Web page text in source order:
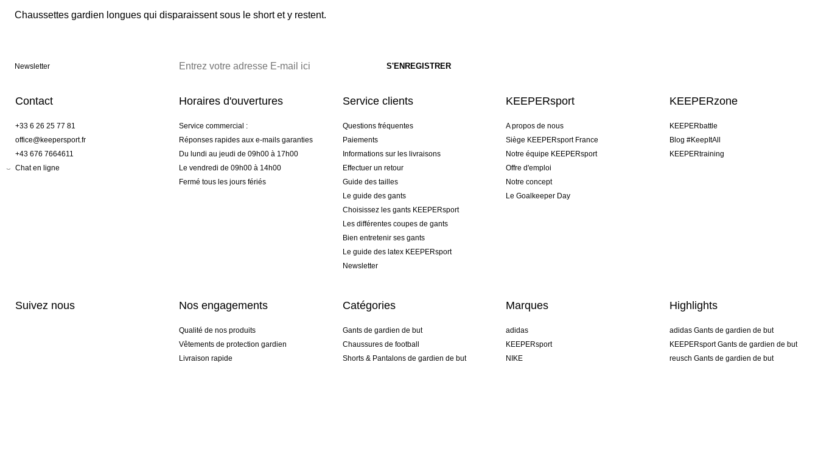
Chaussettes gardien longues qui disparaissent sous le short et y restent.
Newsletter
Contact
+33 6 26 25 77 81
office@keepersport.fr
+43 676 7664611
Chat en ligne
Horaires d'ouvertures
Service commercial :
Réponses rapides aux e-mails garanties
Du lundi au jeudi de 09h00 à 17h00
Le vendredi de 09h00 à 14h00
Fermé tous les jours fériés
Service clients
Questions fréquentes
Paiements
Informations sur les livraisons
Effectuer un retour
Guide des tailles
Le guide des gants
Choisissez les gants KEEPERsport
Les différentes coupes de gants
Bien entretenir ses gants
Le guide des latex KEEPERsport
Newsletter
KEEPERsport
A propos de nous
Siège KEEPERsport France
Notre équipe KEEPERsport
Offre d'emploi
Notre concept
Le Goalkeeper Day
KEEPERzone
KEEPERbattle
Blog #KeepItAll
KEEPERtraining
Suivez nous Nos engagements
Qualité de nos produits
Vêtements de protection gardien
Livraison rapide
Catégories
Gants de gardien de but
Chaussures de football
Shorts & Pantalons de gardien de but
Marques
adidas
KEEPERsport
NIKE
Highlights
adidas Gants de gardien de but
KEEPERsport Gants de gardien de but
reusch Gants de gardien de but